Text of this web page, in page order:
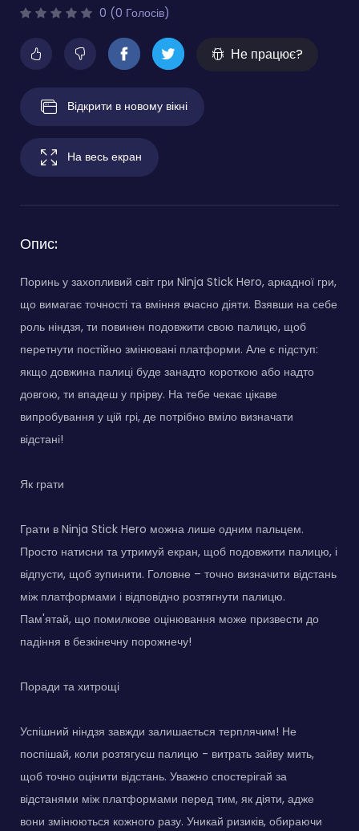
0 (0 Голосів)
Не працює?
Відкрити в новому вікні
На весь екран
Опис:
Поринь у захопливий світ гри Ninja Stick Hero, аркадної гри,
що вимагає точності та вміння вчасно діяти. Взявши на себе
роль ніндзя, ти повинен подовжити свою палицю, щоб
перетнути постійно змінювані платформи. Але є підступ:
якщо довжина палиці буде занадто короткою або надто
довгою, ти впадеш у прірву. На тебе чекає цікаве
випробування у цій грі, де потрібно вміло визначати
відстані!
Як грати
Грати в Ninja Stick Hero можна лише одним пальцем.
Просто натисни та утримуй екран, щоб подовжити палицю, і
відпусти, щоб зупинити. Головне – точно визначити відстань
між платформами і відповідно розтягнути палицю.
Пам'ятай, що помилкове оцінювання може призвести до
падіння в безкінечну порожнечу!
Поради та хитрощі
Успішний ніндзя завжди залишається терплячим! Не
поспішай, коли розтягуєш палицю - витрать зайву мить,
щоб точно оцінити відстань. Уважно спостерігай за
відстанями між платформами перед тим, як діяти, адже
вони змінюються кожного разу. Уникай ризиків, обираючи